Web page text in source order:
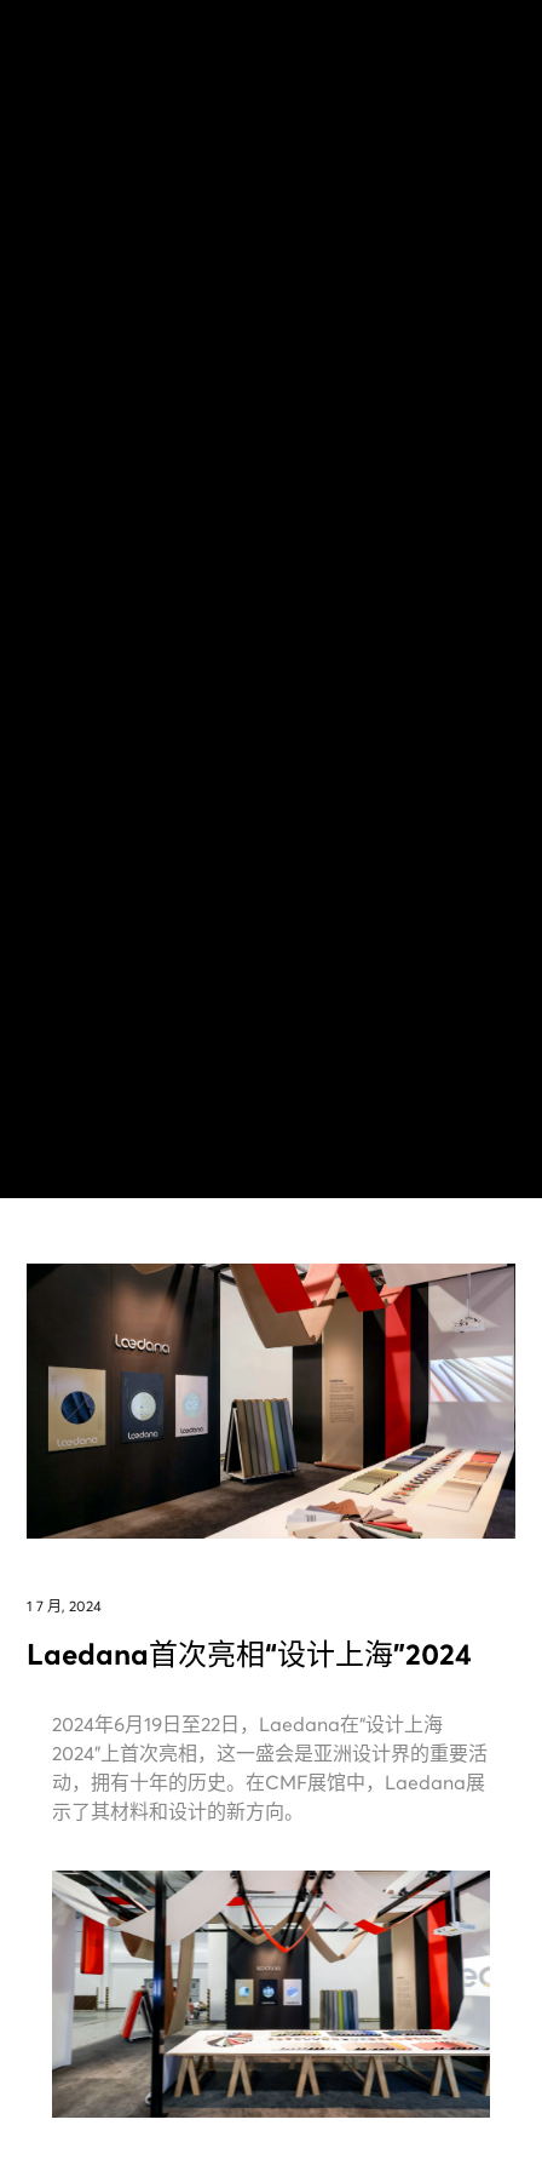
1 7 月, 2024
Laedana首次亮相“设计上海”2024
2024年6月19日至22日，Laedana在“设计上海
2024”上首次亮相，这一盛会是亚洲设计界的重要活
动，拥有十年的历史。在CMF展馆中，Laedana展
示了其材料和设计的新方向。